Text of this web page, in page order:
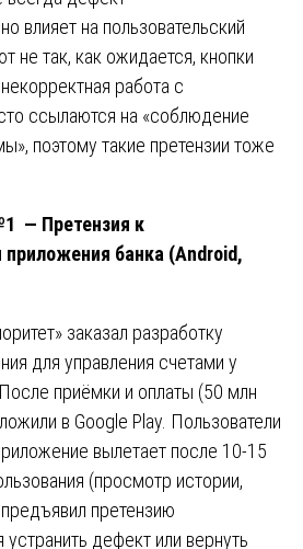
влияет на пользовательский
не так, как ожидается, кнопки
работа с
ссылаются на «соблюдение
поэтому такие претензии тоже
— Претензия к
приложения банка (Android,
заказал разработку
для управления счетами у
приёмки и оплаты (50 млн
в Google Play. Пользователи
вылетает после 10-15
(просмотр истории,
претензию
устранить дефект или вернуть